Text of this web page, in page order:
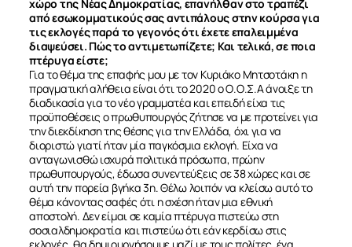
χώρο της Νέας Δημοκρατίας, επανήλθαν στο τραπέζι
από εσωκομματικούς σας αντιπάλους στην κούρσα για
τις εκλογές παρά το γεγονός ότι έχετε επαλειμμένα
διαψεύσει. Πώς το αντιμετωπίζετε; Και τελικά, σε ποια
πτέρυγα είστε;
Για το θέμα της επαφής μου με τον Κυριάκο Μητσοτάκη η
πραγματική αλήθεια είναι ότι το 2020 ο Ο.Ο.Σ.Α άνοιξε τη
διαδικασία για το νέο γραμματέα και επειδή είχα τις
προϋποθέσεις ο πρωθυπουργός ζήτησε να με προτείνει για
την διεκδίκηση της θέσης για την Ελλάδα, όχι για να
διοριστώ γιατί ήταν μία παγκόσμια εκλογή. Είχα να
ανταγωνισθώ ισχυρά πολιτικά πρόσωπα, πρώην
πρωθυπουργούς, έδωσα συνεντεύξεις σε 38 χώρες και σε
αυτή την πορεία βγήκα 3η. Θέλω λοιπόν να κλείσω αυτό το
θέμα κάνοντας σαφές ότι η σχέση ήταν μια εθνική
αποστολή. Δεν είμαι σε καμία πτέρυγα πιστεύω στη
σοσιαλδημοκρατία και πιστεύω ότι εάν κερδίσω στις
εκλογές, θα δημιουργήσουμε μαζί με τους πολίτες ένα